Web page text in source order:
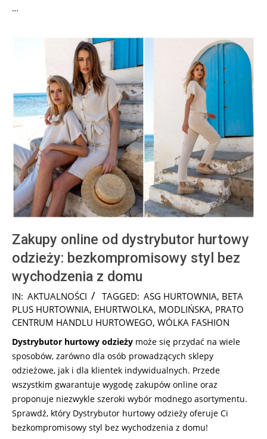
…
Zakupy online od dystrybutor hurtowy
odzieży: bezkompromisowy styl bez
wychodzenia z domu
2025-
05-
20
IN: AKTUALNOŚCI TAGGED: ASG HURTOWNIA, BETA
PLUS HURTOWNIA, EHURTWOLKA, MODLIŃSKA, PRATO
CENTRUM HANDLU HURTOWEGO, WÓLKA FASHION
Dystrybutor hurtowy odzieży może się przydać na wiele
sposobów, zarówno dla osób prowadzących sklepy
odzieżowe, jak i dla klientek indywidualnych. Przede
wszystkim gwarantuje wygodę zakupów online oraz
proponuje niezwykle szeroki wybór modnego asortymentu.
Sprawdź, który Dystrybutor hurtowy odzieży oferuje Ci
bezkompromisowy styl bez wychodzenia z domu!